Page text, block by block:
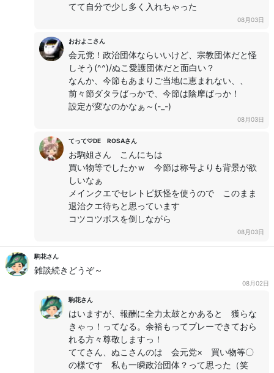
てて自分で少し多く入れちゃった
08月03日
おおよこさん
会元党！政治団体ならいいけど、宗教団体だと怪
しそう(^^)/ぬこ愛護団体だと面白い？
なんか、今節もあまりご当地に恵まれない、、
前々節ダタラばっかで、今節は陰摩ばっか！
設定が変なのかなぁ～(-_-)
08月03日
てって♡DE ROSAさん
お駒姐さん こんにちは
買い物等でしたかｗ 今節は称号よりも背景が欲
しいなぁ
メインクエでセレトピ妖怪を使うので このまま
退治クエ待ちと思っています
コツコツボスを倒しながら
08月03日
駒花さん
雑談続きどうぞ～
08月02日
駒花さん
はいますが、報酬に全力太鼓とかあると 獲らな
きゃっ！ってなる。余裕もってプレーできておら
れる方々尊敬しますっ！
ててさん、ぬこさんのは 会元党× 買い物等〇
の様です 私も一瞬政治団体？って思った（笑